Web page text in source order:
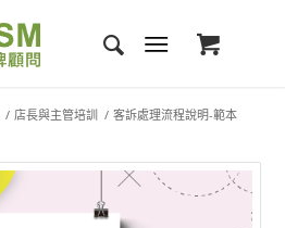
/ 店長與主管培訓 / 客訴處理流程說明-範本